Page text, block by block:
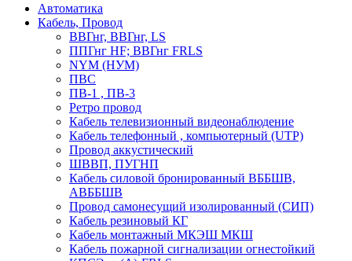
Автоматика
Кабель, Провод
ВВГнг, ВВГнг, LS
ППГнг HF; ВВГнг FRLS
NYM (НУМ)
ПВС
ПВ-1 , ПВ-3
Ретро провод
Кабель телевизионный видеонаблюдение
Кабель телефонный , компьютерный (UTP)
Провод аккустический
ШВВП, ПУГНП
Кабель силовой бронированный ВББШВ,
АВББШВ
Провод самонесущий изолированный (СИП)
Кабель резиновый КГ
Кабель монтажный МКЭШ МКШ
Кабель пожарной сигнализации огнестойкий